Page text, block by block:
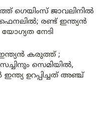
ഗെയിംസ് ജാവലിനിൽ
രണ്ട് ഇന്ത്യൻ
നേടി
ഇന്ത്യൻ കരുത്ത് ;
സെമിയിൽ,
ഉറപ്പിച്ചത് അഞ്ച്